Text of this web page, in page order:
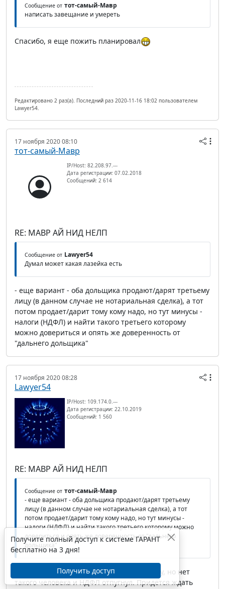
Сообщение от тот-самый-Мавр
написать завещание и умереть
Спасибо, я еще пожить планировал
Редактировано 2 раз(а). Последний раз 2020-11-16 18:02 пользователем
Lawyer54.
17 ноября 2020 08:10
тот-самый-Мавр
IP/Host: 82.208.97.---
Дата регистрации: 07.02.2018
Сообщений: 2 614
RE: МАВР АЙ НИД НЕЛП
Сообщение от Lawyer54
Думал может какая лазейка есть
- еще вариант - оба дольщика продают/дарят третьему
лицу (в данном случае не нотариальная сделка), а тот
потом продает/дарит тому кому надо, но тут минусы -
налоги (НДФЛ) и найти такого третьего которому
можно довериться и опять же доверенность от
"дальнего дольщика"
17 ноября 2020 08:28
Lawyer54
IP/Host: 109.174.0.---
Дата регистрации: 22.10.2019
Сообщений: 1 560
RE: МАВР АЙ НИД НЕЛП
Сообщение от тот-самый-Мавр
- еще вариант - оба дольщика продают/дарят третьему
лицу (в данном случае не нотариальная сделка), а тот
потом продает/дарит тому кому надо, но тут минусы -
налоги (НДФЛ) и найти такого третьего которому можно
довериться и опять же доверенность от "дальнего
дольщика"
Да, такой вариант тоже приходил в голову, но нет
такого человека и НДФЛ отпугнул. Придется ждать
Получите полный доступ к системе ГАРАНТ
бесплатно на 3 дня!
Получить доступ